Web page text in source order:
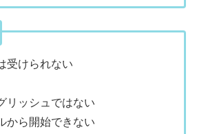
受けられない
リッシュではない
から開始できない